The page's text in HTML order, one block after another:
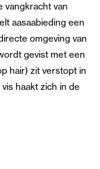
vangkracht van
aasaabieding een
omgeving van
gevist met een
hair) zit verstopt in
haakt zich in de